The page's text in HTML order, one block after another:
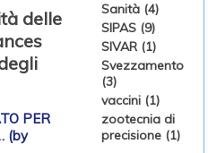
delle
PER
(by
Sanità (4)
SIPAS (9)
SIVAR (1)
Svezzamento
(3)
vaccini (1)
zootecnia di
precisione (1)